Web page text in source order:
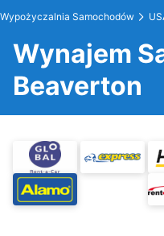
Wypożyczalnia Samochodów
Wynajem
Beaverton